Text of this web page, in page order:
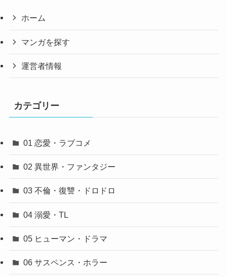
ホーム
マンガを探す
運営者情報
カテゴリー
01 恋愛・ラブコメ
02 異世界・ファンタジー
03 不倫・復讐・ドロドロ
04 溺愛・TL
05 ヒューマン・ドラマ
06 サスペンス・ホラー